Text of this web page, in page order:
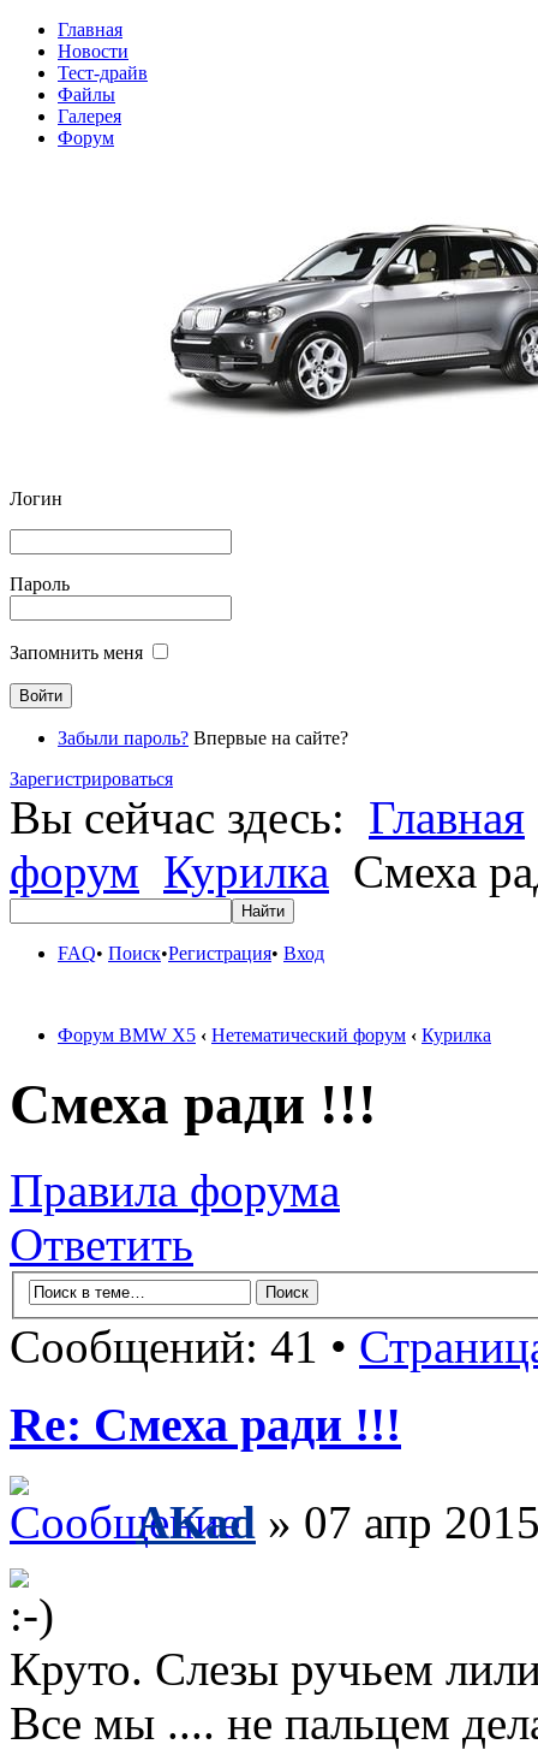
Главная
Новости
Тест-драйв
Файлы
Галерея
Форум
Логин
Пароль
Запомнить меня
Забыли пароль? Впервые на сайте?
Зарегистрироваться
Вы сейчас здесь: Главная
форум Курилка Смеха
FAQ• Поиск•Регистрация• Вход
Форум BMW X5 ‹ Нетематический форум ‹ Курилка
Смеха ради !!!
Правила форума
Ответить
Сообщений: 41 •
Re: Смеха ради !!!
AKad » 07 апр
Круто. Слезы ручьем
Все мы .... не пальцем